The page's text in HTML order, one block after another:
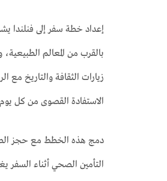
إعداد خطة سفر إلى فنلندا
بالقرب من المعالم
زيارات الثقافة والتاريخ مع
الاستفادة القصوى من كل
دمج هذه الخطط مع حجز
التأمين الصحي أثناء